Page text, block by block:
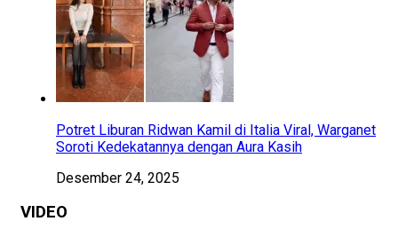
Potret Liburan Ridwan Kamil di Italia Viral, Warganet
Soroti Kedekatannya dengan Aura Kasih
Desember 24, 2025
VIDEO